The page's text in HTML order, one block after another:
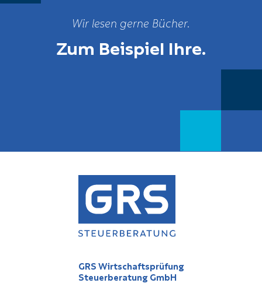
Wir lesen gerne Bücher.
Zum Beispiel Ihre.
GRS Wirtschaftsprüfung
Steuerberatung GmbH